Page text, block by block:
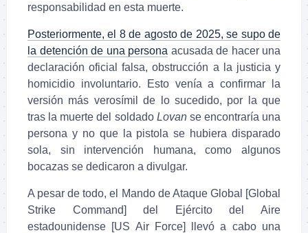
responsabilidad en esta muerte.
Posteriormente, el 8 de agosto de 2025, se supo de
la detención de una persona acusada de hacer una
declaración oficial falsa, obstrucción a la justicia y
homicidio involuntario. Esto venía a confirmar la
versión más verosímil de lo sucedido, por la que
tras la muerte del soldado Lovanse encontraría una
persona y no que la pistola se hubiera disparado
sola, sin intervención humana, como algunos
bocazas se dedicaron a divulgar.
A pesar de todo, el Mando de Ataque Global [Global
Strike Command] del Ejército del Aire
estadounidense [US Air Force] llevó a cabo una